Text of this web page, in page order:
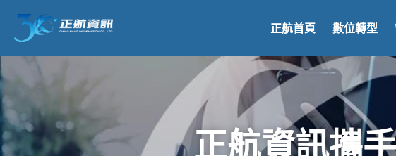
正航首頁 數位轉型
正航資訊攜